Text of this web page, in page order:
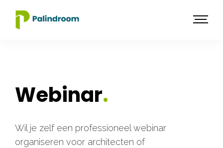
Webinar.
Wil je zelf een professioneel webinar
organiseren voor architecten of